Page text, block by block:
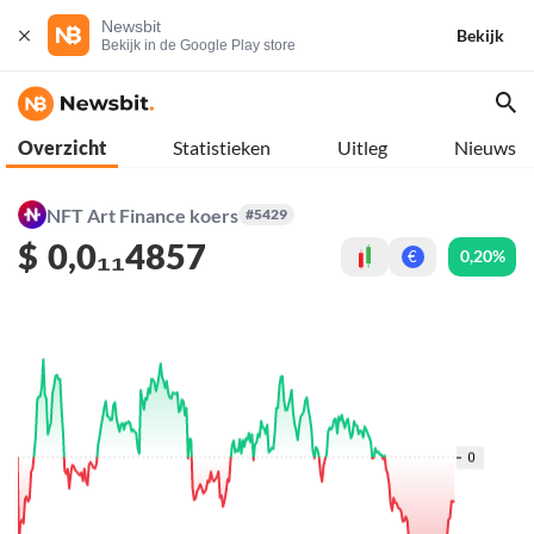
Newsbit
Bekijk in de Google Play store
Bekijk
Overzicht Statistieken Uitleg Nieuws
NFT Art Finance koers #5429
$ 0,0₁₁4857 € 0,20%